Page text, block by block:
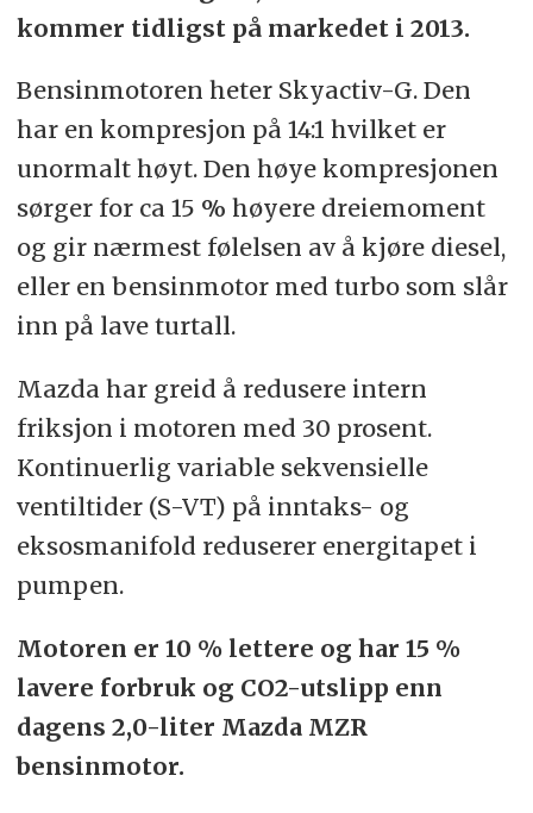
kommer tidligst på markedet i 2013.
Bensinmotoren heter Skyactiv-G. Den
har en kompresjon på 14:1 hvilket er
unormalt høyt. Den høye kompresjonen
sørger for ca 15 % høyere dreiemoment
og gir nærmest følelsen av å kjøre diesel,
eller en bensinmotor med turbo som slår
inn på lave turtall.
Mazda har greid å redusere intern
friksjon i motoren med 30 prosent.
Kontinuerlig variable sekvensielle
ventiltider (S-VT) på inntaks- og
eksosmanifold reduserer energitapet i
pumpen.
Motoren er 10 % lettere og har 15 %
lavere forbruk og CO2-utslipp enn
dagens 2,0-liter Mazda MZR
bensinmotor.